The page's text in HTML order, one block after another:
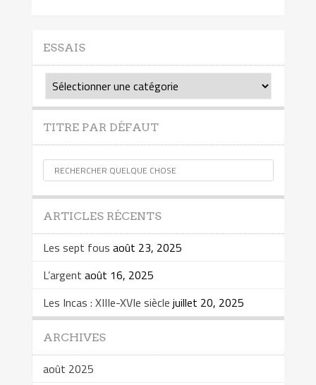
ESSAIS
Essais
TITRE PAR DÉFAUT
ARTICLES RÉCENTS
Les sept fous août 23, 2025
L’argent août 16, 2025
Les Incas : XIIIe-XVIe siècle juillet 20, 2025
ARCHIVES
août 2025